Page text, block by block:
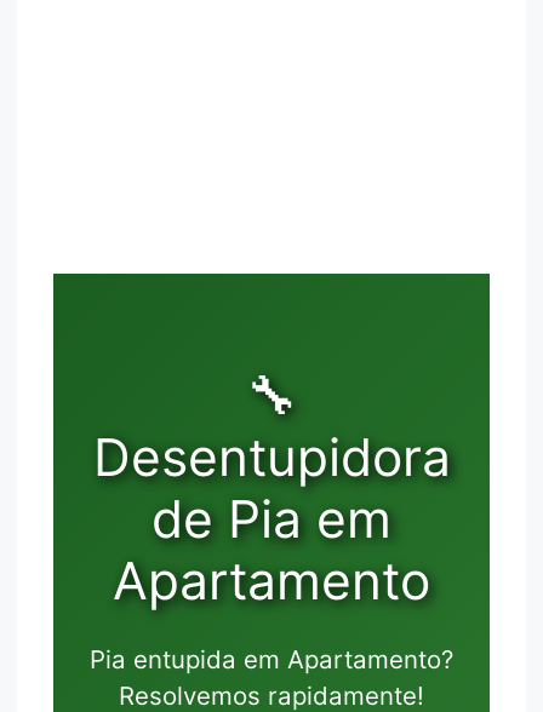
🔧
Desentupidora
de Pia em
Apartamento
Pia entupida em Apartamento?
Resolvemos rapidamente!